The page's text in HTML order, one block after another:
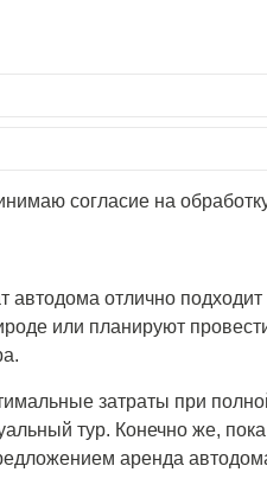
согласие на
автодома отлично
или планируют
затраты при
тур. Конечно же,
аренда